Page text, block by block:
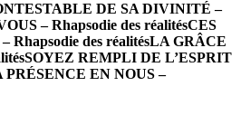
DE SA DIVINITÉ –
– Rhapsodie des réalitésCES
des réalitésLA GRÂCE
SOYEZ REMPLI DE L’ESPRIT
EN NOUS –